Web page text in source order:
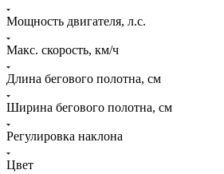
Мощность двигателя, л.с.
Макс. скорость, км/ч
Длина бегового полотна, см
Ширина бегового полотна, см
Регулировка наклона
Цвет